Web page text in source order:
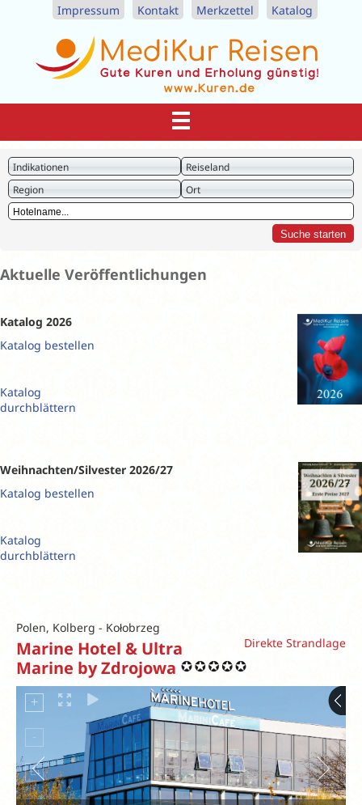
Impressum Kontakt Merkzettel Katalog
Indikationen
Reiseland
Region
Ort
Aktuelle Veröffentlichungen
Katalog 2026
Katalog bestellen
Katalog
durchblättern
Weihnachten/Silvester 2026/27
Katalog bestellen
Katalog
durchblättern
Polen, Kolberg - Kołobrzeg
Direkte Strandlage
Marine Hotel & Ultra
Marine by Zdrojowa